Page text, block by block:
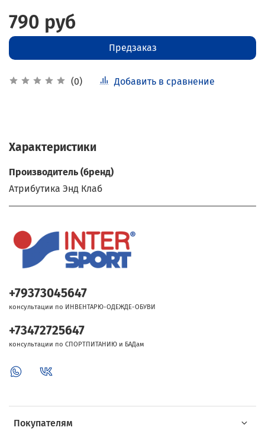
(0) Добавить в сравнение
790 руб
Предзаказ
Характеристики
Производитель (бренд)
Атрибутика Энд Клаб
Покупателям
+79373045647
консультации по ИНВЕНТАРЮ-ОДЕЖДЕ-ОБУВИ
+73472725647
консультации по СПОРТПИТАНИЮ и БАДам